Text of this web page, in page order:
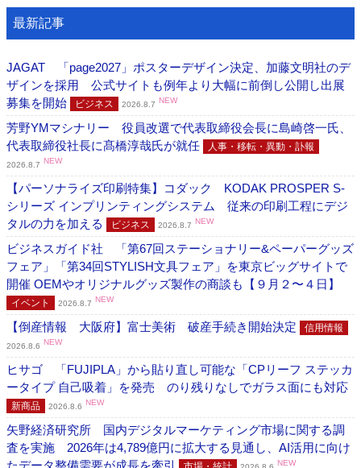
最新記事
JAGAT 「page2027」ポスターデザイン決定、加藤文明社のデ
ザインを採用 公式サイトも例年より大幅に前倒し公開し出展
募集を開始
ビジネス 2026.8.7 NEW
芳野YMマシナリー 役員改選で代表取締役会長に島崎啓一氏、
代表取締役社長に髙橋淳哉氏が就任
人事・移転・異動・訃報
2026.8.7 NEW
【パーソナライズ印刷特集】コダック KODAK PROSPER S-
シリーズ インプリンティングシステム 従来の印刷工程にデジ
タルの力を加える
ビジネス 2026.8.7 NEW
ビジネスガイド社 「第67回ステーショナリー&ペーパーグッズ
フェア」「第34回STYLISH文具フェア」を東京ビッグサイトで
開催 OEMやオリジナルグッズ製作の商談も【９月２〜４日】
イベント 2026.8.7 NEW
【倒産情報 大阪府】富士美術 破産手続き開始決定 信用情報
2026.8.6 NEW
ヒサゴ 「FUJIPLA」から貼り直し可能な「CPリーフ ステッカ
ータイプ 自己吸着」を発売 のり残りなしでガラス面にも対応
新商品 2026.8.6 NEW
矢野経済研究所 国内デジタルマーケティング市場に関する調
査を実施 2026年は4,789億円に拡大する見通し、AI活用に向け
NEW